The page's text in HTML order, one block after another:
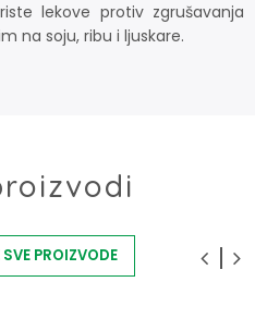
lekove protiv zgrušavanja
na soju, ribu i ljuskare.
PROIZVODE